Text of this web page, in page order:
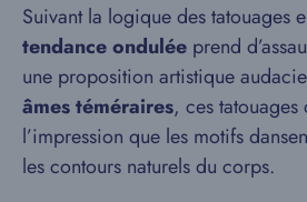
Suivant la logique des tatouages
tendance ondulée prend
une proposition artistique
âmes téméraires, ces tatouages
l’impression que les motifs
les contours naturels du corps.